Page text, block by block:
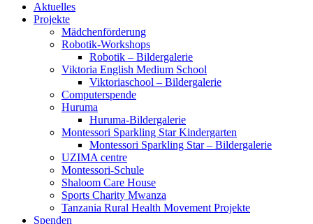
Aktuelles
Projekte
Mädchenförderung
Robotik-Workshops
Robotik – Bildergalerie
Viktoria English Medium School
Viktoriaschool – Bildergalerie
Computerspende
Huruma
Huruma-Bildergalerie
Montessori Sparkling Star Kindergarten
Montessori Sparkling Star – Bildergalerie
UZIMA centre
Montessori-Schule
Shaloom Care House
Sports Charity Mwanza
Tanzania Rural Health Movement Projekte
Spenden